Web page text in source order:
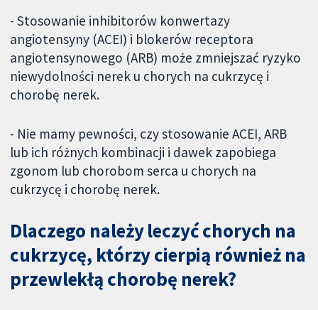
- Stosowanie inhibitorów konwertazy
angiotensyny (ACEI) i blokerów receptora
angiotensynowego (ARB) może zmniejszać ryzyko
niewydolności nerek u chorych na cukrzycę i
chorobę nerek.
- Nie mamy pewności, czy stosowanie ACEI, ARB
lub ich różnych kombinacji i dawek zapobiega
zgonom lub chorobom serca u chorych na
cukrzycę i chorobę nerek.
Dlaczego należy leczyć chorych na
cukrzycę, którzy cierpią również na
przewlekłą chorobę nerek?